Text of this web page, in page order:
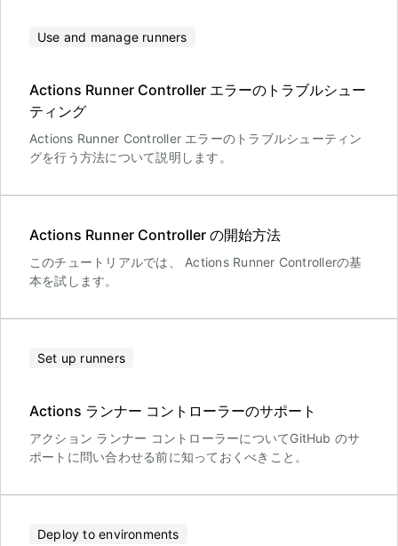
Use and manage runners
Actions Runner Controller エラーのトラブルシュー
ティング
Actions Runner Controller エラーのトラブルシューティン
グを行う方法について説明します。
Actions Runner Controller の開始方法
このチュートリアルでは、 Actions Runner Controllerの基
本を試します。
Set up runners
Actions ランナー コントローラーのサポート
アクション ランナー コントローラーについてGitHub のサ
ポートに問い合わせる前に知っておくべきこと。
Deploy to environments